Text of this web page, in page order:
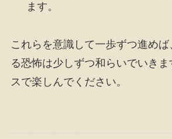
ます。
これらを意識して一歩ずつ進め
る恐怖は少しずつ和らいでいき
スで楽しんでください。